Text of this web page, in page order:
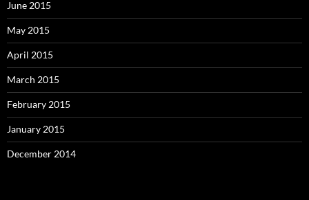
June 2015
May 2015
April 2015
March 2015
February 2015
January 2015
December 2014